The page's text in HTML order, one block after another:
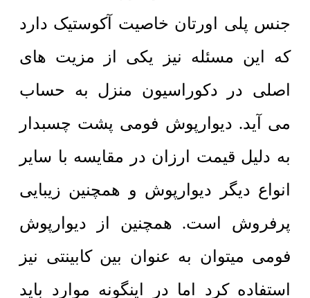
جنس پلی اورتان خاصیت آکوستیک دارد
که این مسئله نیز یکی از مزیت های
اصلی در دکوراسیون منزل به حساب
می آید. دیوارپوش فومی پشت چسبدار
به دلیل قیمت ارزان در مقایسه با سایر
انواع دیگر دیوارپوش و همچنین زیبایی
پرفروش است. همچنین از دیوارپوش
فومی میتوان به عنوان بین کابینتی نیز
استفاده کرد اما در اینگونه موارد باید